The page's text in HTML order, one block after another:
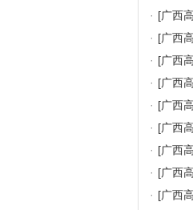
· [广西
· [广西
· [广西
· [广西
· [广西
· [广西
· [广西
· [广西
· [广西